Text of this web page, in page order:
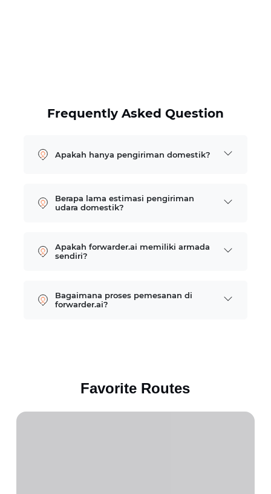
Frequently Asked Question
Apakah hanya pengiriman domestik?
Berapa lama estimasi pengiriman
udara domestik?
Apakah forwarder.ai memiliki armada
sendiri?
Bagaimana proses pemesanan di
forwarder.ai?
Favorite Routes